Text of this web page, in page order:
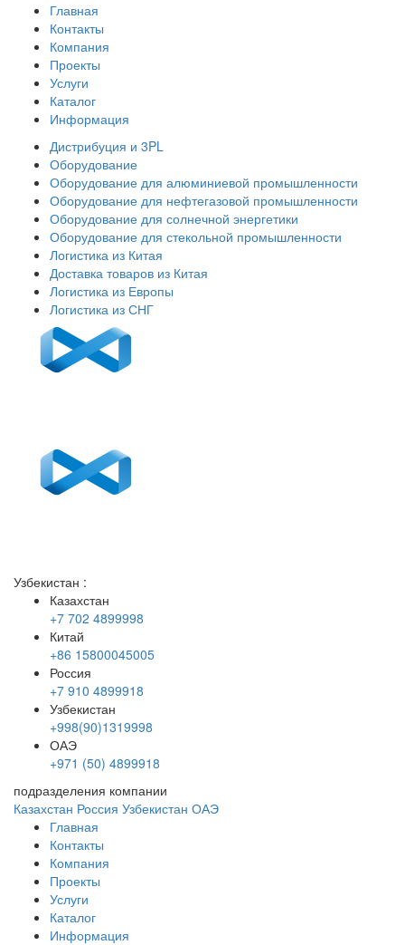
Главная
Контакты
Компания
Проекты
Услуги
Каталог
Информация
Дистрибуция и 3PL
Оборудование
Оборудование для алюминиевой промышленности
Оборудование для нефтегазовой промышленности
Оборудование для солнечной энергетики
Оборудование для стекольной промышленности
Логистика из Китая
Доставка товаров из Китая
Логистика из Европы
Логистика из СНГ
Узбекистан :
Казахстан
+7 702 4899998
Китай
+86 15800045005
Россия
+7 910 4899918
Узбекистан
+998(90)1319998
ОАЭ
+971 (50) 4899918
подразделения компании
Казахстан Россия Узбекистан ОАЭ
Главная
Контакты
Компания
Проекты
Услуги
Каталог
Информация